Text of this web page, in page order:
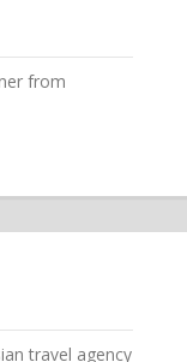
from
travel agency